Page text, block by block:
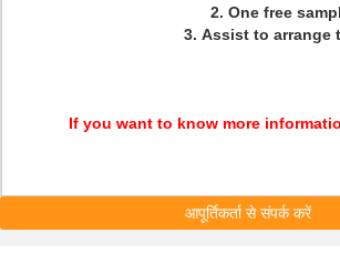
2. One free
3. Assist to arrange
If you want to know more
आपूर्तिकर्ता से संपर्क करें